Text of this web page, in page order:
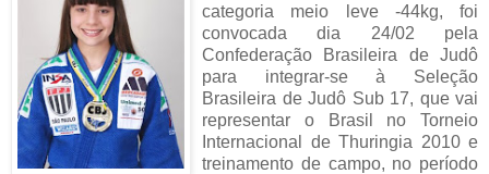
categoria meio leve -44kg, foi
convocada dia 24/02 pela
Confederação Brasileira de Judô
para integrar-se à Seleção
Brasileira de Judô Sub 17, que vai
representar o Brasil no Torneio
Internacional de Thuringia 2010 e
treinamento de campo, no período